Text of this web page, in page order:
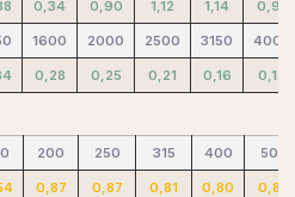
0,34 0,90 1,12 1,14 0,98
1600 2000 2500 3150 4000
0,28 0,25 0,21 0,16 0,14
200 250 315 400 500
0,87 0,87 0,81 0,80 0,83